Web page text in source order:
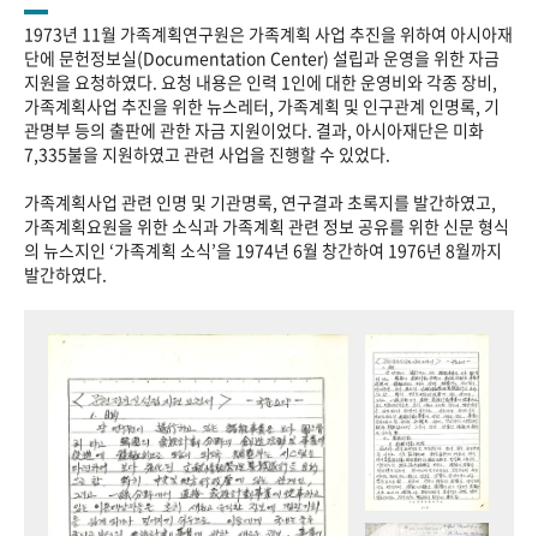
1973년 11월 가족계획연구원은 가족계획 사업 추진을 위하여 아시아재
단에 문헌정보실(Documentation Center) 설립과 운영을 위한 자금
지원을 요청하였다. 요청 내용은 인력 1인에 대한 운영비와 각종 장비,
가족계획사업 추진을 위한 뉴스레터, 가족계획 및 인구관계 인명록, 기
관명부 등의 출판에 관한 자금 지원이었다. 결과, 아시아재단은 미화
7,335불을 지원하였고 관련 사업을 진행할 수 있었다.
가족계획사업 관련 인명 및 기관명록, 연구결과 초록지를 발간하였고,
가족계획요원을 위한 소식과 가족계획 관련 정보 공유를 위한 신문 형식
의 뉴스지인 ‘가족계획 소식’을 1974년 6월 창간하여 1976년 8월까지
발간하였다.